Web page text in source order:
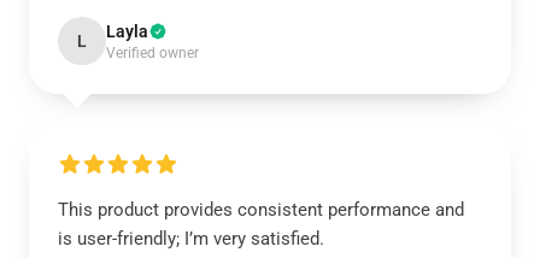
L Layla
Verified owner
This product provides consistent performance and
is user-friendly; I’m very satisfied.